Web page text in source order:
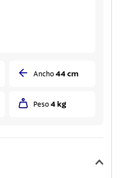
Ancho 44 cm
Peso 4 kg